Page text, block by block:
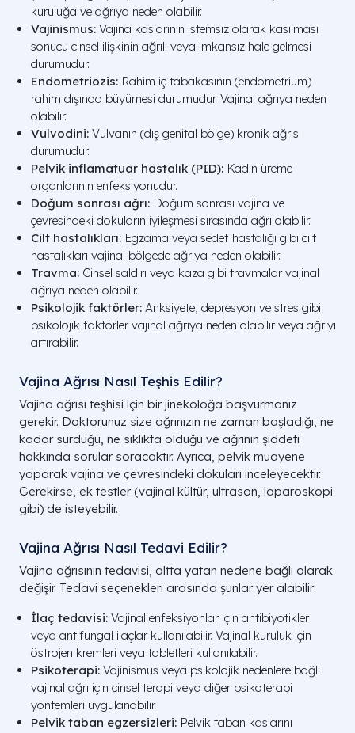
kuruluğa ve ağrıya neden olabilir.
Vajinismus: Vajina kaslarının istemsiz olarak kasılması
sonucu cinsel ilişkinin ağrılı veya imkansız hale gelmesi
durumudur.
Endometriozis: Rahim iç tabakasının (endometrium)
rahim dışında büyümesi durumudur. Vajinal ağrıya neden
olabilir.
Vulvodini: Vulvanın (dış genital bölge) kronik ağrısı
durumudur.
Pelvik inflamatuar hastalık (PID): Kadın üreme
organlarının enfeksiyonudur.
Doğum sonrası ağrı: Doğum sonrası vajina ve
çevresindeki dokuların iyileşmesi sırasında ağrı olabilir.
Cilt hastalıkları: Egzama veya sedef hastalığı gibi cilt
hastalıkları vajinal bölgede ağrıya neden olabilir.
Travma: Cinsel saldırı veya kaza gibi travmalar vajinal
ağrıya neden olabilir.
Psikolojik faktörler: Anksiyete, depresyon ve stres gibi
psikolojik faktörler vajinal ağrıya neden olabilir veya ağrıyı
artırabilir.
Vajina Ağrısı Nasıl Teşhis Edilir?
Vajina ağrısı teşhisi için bir jinekoloğa başvurmanız
gerekir. Doktorunuz size ağrınızın ne zaman başladığı, ne
kadar sürdüğü, ne sıklıkta olduğu ve ağrının şiddeti
hakkında sorular soracaktır. Ayrıca, pelvik muayene
yaparak vajina ve çevresindeki dokuları inceleyecektir.
Gerekirse, ek testler (vajinal kültür, ultrason, laparoskopi
gibi) de isteyebilir.
Vajina Ağrısı Nasıl Tedavi Edilir?
Vajina ağrısının tedavisi, altta yatan nedene bağlı olarak
değişir. Tedavi seçenekleri arasında şunlar yer alabilir:
İlaç tedavisi: Vajinal enfeksiyonlar için antibiyotikler
veya antifungal ilaçlar kullanılabilir. Vajinal kuruluk için
östrojen kremleri veya tabletleri kullanılabilir.
Psikoterapi: Vajinismus veya psikolojik nedenlere bağlı
vajinal ağrı için cinsel terapi veya diğer psikoterapi
yöntemleri uygulanabilir.
Pelvik taban egzersizleri: Pelvik taban kaslarını